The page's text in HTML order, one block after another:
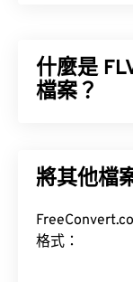
什麼是
檔案？
高品質、同步
將其他檔
格式：